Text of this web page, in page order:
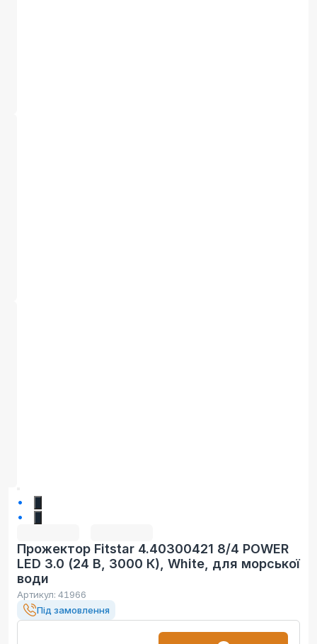
Прожектор Fitstar 4.40300421 8/4 POWER
LED 3.0 (24 В, 3000 К), White, для морської
води
Артикул: 41966
Під замовлення